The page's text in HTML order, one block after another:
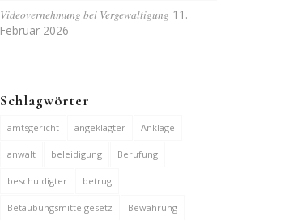
Videovernehmung bei Vergewaltigung 11.
Februar 2026
Schlagwörter
amtsgericht angeklagter Anklage
anwalt beleidigung Berufung
beschuldigter betrug
Betäubungsmittelgesetz Bewährung